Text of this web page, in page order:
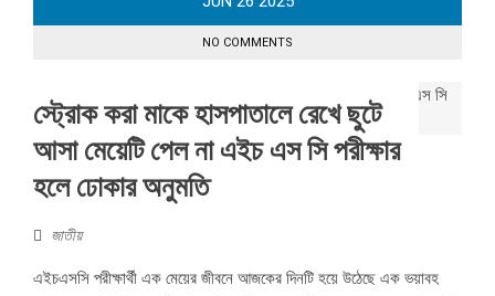
NO COMMENTS
স্ট্রোক করা মাকে হাসপাতালে রেখে ছুটে
আসা মেয়েটি পেল না এইচ এস সি পরীক্ষার
হলে ঢোকার অনুমতি
জাতীয়
এইচএসসি পরীক্ষার্থী এক মেয়ের জীবনে আজকের দিনটি হয়ে উঠেছে এক ভয়াবহ